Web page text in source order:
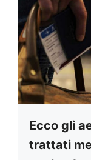
Ecco gli
trattati